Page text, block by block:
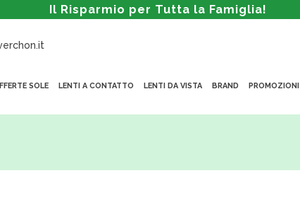
Il Risparmio per Tutta la Famiglia!
SOLE LENTI A CONTATTO LENTI DA VISTA BRAND PROMOZIONI